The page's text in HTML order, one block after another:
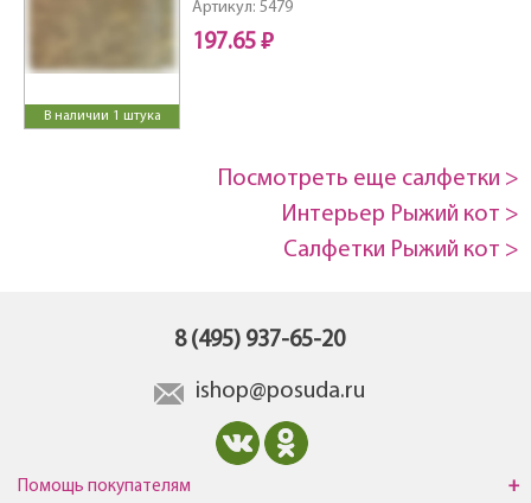
В наличии 1 штука
Артикул: 5479
197.65 ₽
Посмотреть еще салфетки >
Интерьер Рыжий кот >
Салфетки Рыжий кот >
8 (495) 937-65-20
ishop@posuda.ru
Помощь покупателям